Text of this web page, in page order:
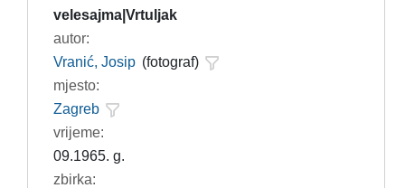
velesajma|Vrtuljak
autor:
Vranić, Josip (fotograf)
mjesto:
Zagreb
vrijeme:
09.1965. g.
zbirka: